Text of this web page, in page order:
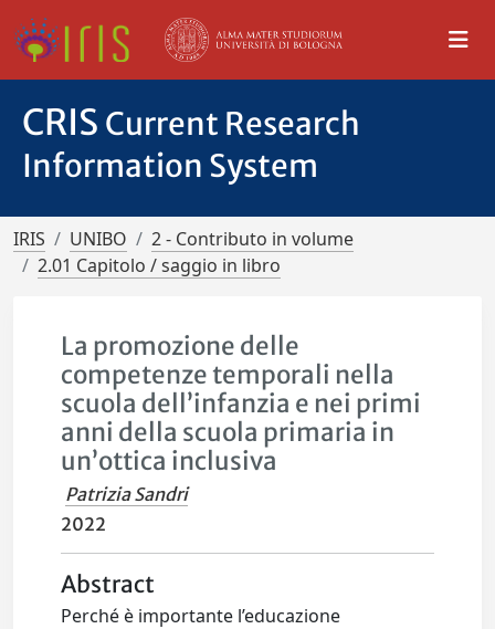
CRIS Current Research
Information System
IRIS UNIBO
2 - Contributo in volume
2.01 Capitolo / saggio in libro
La promozione delle
competenze temporali nella
scuola dell’infanzia e nei primi
anni della scuola primaria in
un’ottica inclusiva
Patrizia Sandri
2022
Abstract
Perché è importante l’educazione